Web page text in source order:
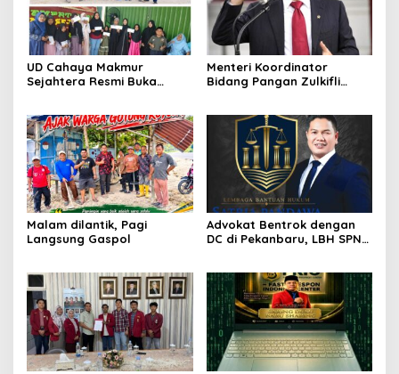
UD Cahaya Makmur
Sejahtera Resmi Buka
Menteri Koordinator
Bidang Pangan Zulkifli
Pemerintahan Presiden RI
H. Prabowo Subianto
Malam dilantik, Pagi
Langsung Gaspol
Advokat Bentrok dengan
DC di Pekanbaru, LBH SPN